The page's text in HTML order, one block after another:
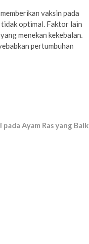
vaksin pada
tidak optimal. Faktor lain
menekan kekebalan.
pertumbuhan
Ayam Ras yang Baik